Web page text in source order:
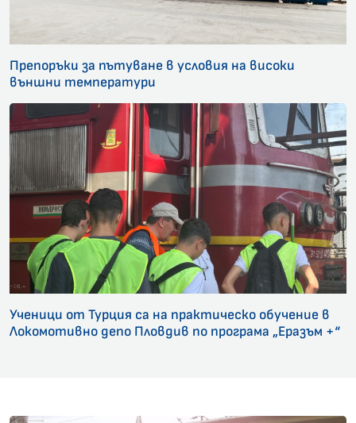
Препоръки за пътуване в условия на високи
външни температури
Ученици от Турция са на практическо обучение в
Локомотивно депо Пловдив по програма „Еразъм +“